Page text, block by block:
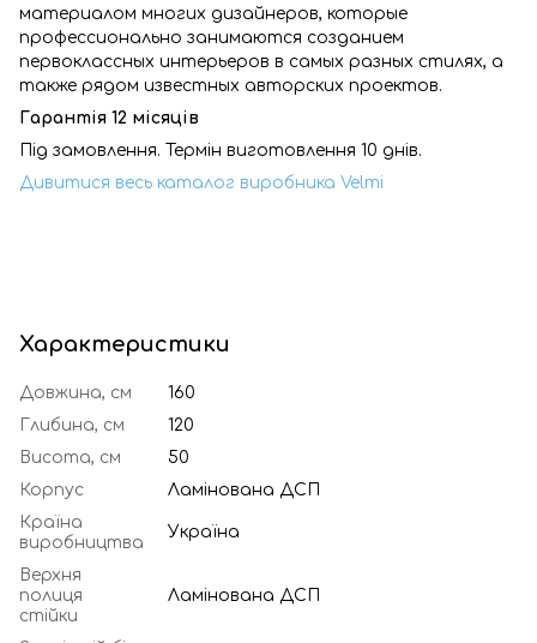
материалом многих дизайнеров, которые
профессионально занимаются созданием
первоклассных интерьеров в самых разных стилях, а
также рядом известных авторских проектов.
Гарантія 12 місяців
Під замовлення. Термін виготовлення 10 днів.
Дивитися весь каталог виробника Velmi
Характеристики
Довжина, см
160
Глибина, см
120
Висота, см
50
Корпус
Ламінована ДСП
Країна
виробництва
Україна
Верхня
полиця
стійки
Ламінована ДСП